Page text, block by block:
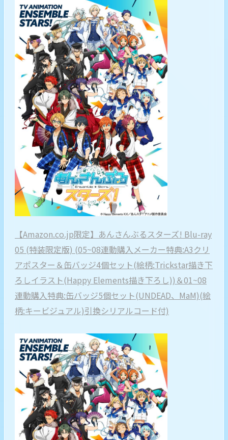
【Amazon.co.jp限定】あんさんぶるスターズ! Blu-ray
05 (特装限定版) (05~08連動購入メーカー特典:A3クリ
アポスター＆缶バッジ4個セット(絵柄:Trickstar描き下
ろしイラスト(Happy Elements描き下ろし))＆01~08
連動購入特典:缶バッジ5個セット(UNDEAD、MaM)(絵
柄:キービジュアル)引換シリアルコード付)